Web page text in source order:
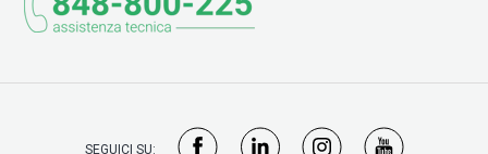
SEGUICI SU: